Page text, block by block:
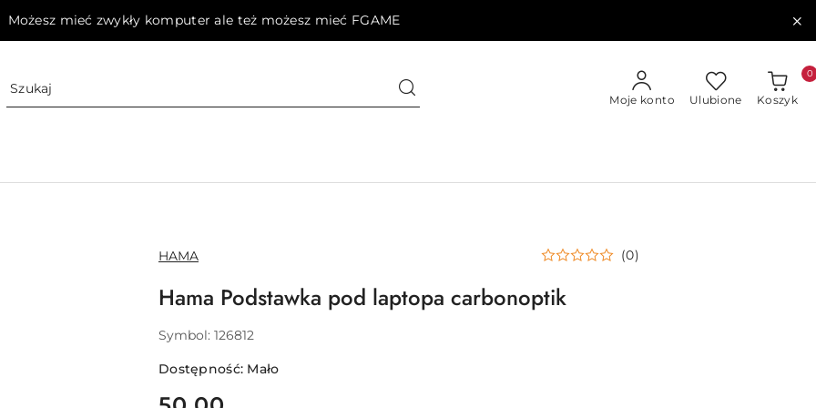
Możesz mieć zwykły komputer ale też możesz mieć FGAME
Moje konto Ulubione Koszyk
0
NAZWA
PRODUCENTA:
HAMA (0)
Hama Podstawka pod laptopa carbonoptik
Symbol: 126812
Dostępność: Mało